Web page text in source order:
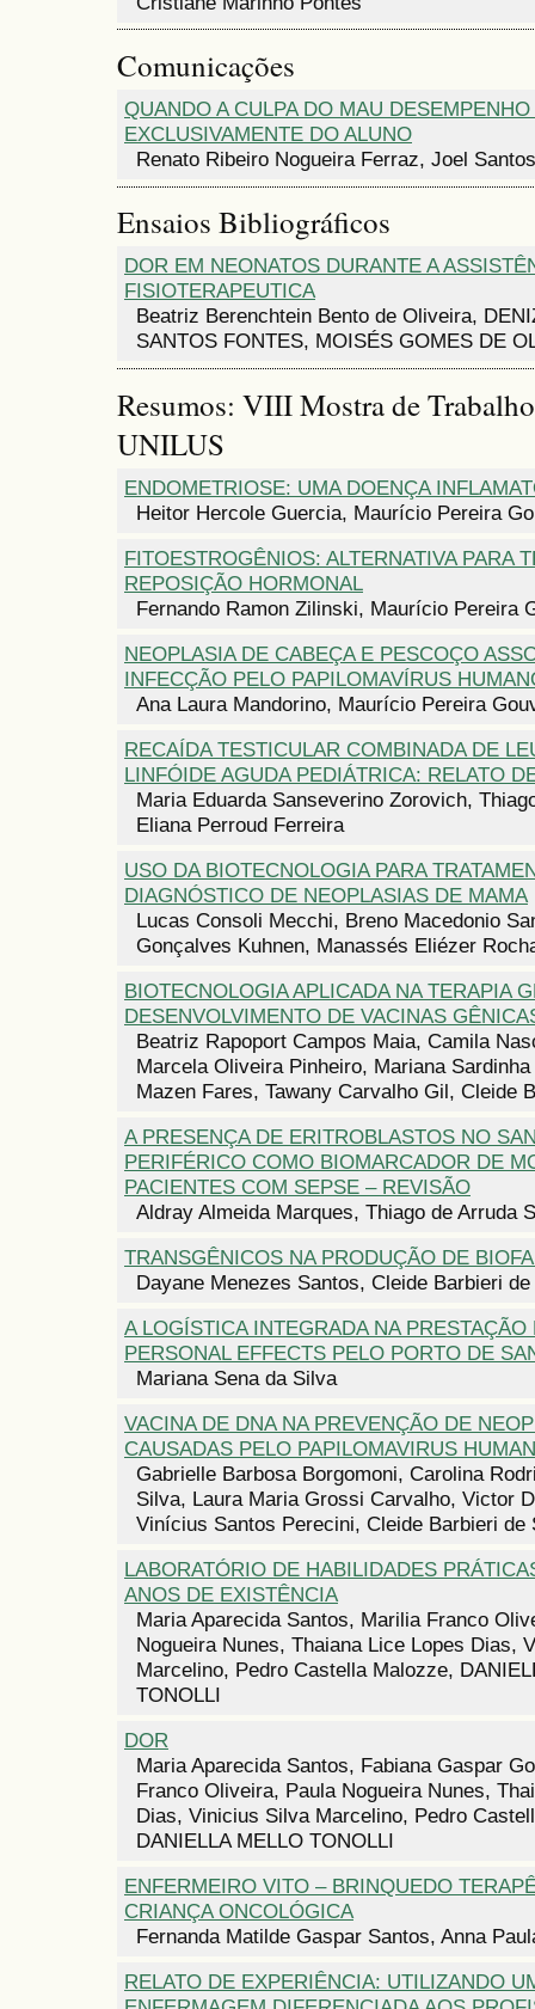
Comunicações
QUANDO A CULPA DO MAU
EXCLUSIVAMENTE DO ALUNO
Renato Ribeiro Nogueira Ferraz, Joel
Ensaios Bibliográficos
DOR EM NEONATOS DURANTE A
FISIOTERAPEUTICA
Beatriz Berenchtein Bento de Oliveira,
SANTOS FONTES, MOISÉS GOMES DE
Resumos: VIII Mostra de
UNILUS
ENDOMETRIOSE: UMA DOENÇA
Heitor Hercole Guercia, Maurício Pereira
FITOESTROGÊNIOS: ALTERNATIVA PARA
REPOSIÇÃO HORMONAL
Fernando Ramon Zilinski, Maurício Pereira
NEOPLASIA DE CABEÇA E PESCOÇO
INFECÇÃO PELO PAPILOMAVÍRUS
Ana Laura Mandorino, Maurício Pereira
RECAÍDA TESTICULAR COMBINADA DE
LINFÓIDE AGUDA PEDIÁTRICA: RELATO
Maria Eduarda Sanseverino Zorovich,
Eliana Perroud Ferreira
USO DA BIOTECNOLOGIA PARA
DIAGNÓSTICO DE NEOPLASIAS DE MAMA
Lucas Consoli Mecchi, Breno Macedonio
Gonçalves Kuhnen, Manassés Eliézer
BIOTECNOLOGIA APLICADA NA TERAPIA
DESENVOLVIMENTO DE VACINAS
Beatriz Rapoport Campos Maia, Camila
Marcela Oliveira Pinheiro, Mariana
Mazen Fares, Tawany Carvalho Gil, Cleide
A PRESENÇA DE ERITROBLASTOS NO
PERIFÉRICO COMO BIOMARCADOR DE
PACIENTES COM SEPSE – REVISÃO
Aldray Almeida Marques, Thiago de Arruda
TRANSGÊNICOS NA PRODUÇÃO DE
Dayane Menezes Santos, Cleide Barbieri
A LOGÍSTICA INTEGRADA NA
PERSONAL EFFECTS PELO PORTO DE
Mariana Sena da Silva
VACINA DE DNA NA PREVENÇÃO DE
CAUSADAS PELO PAPILOMAVIRUS
Gabrielle Barbosa Borgomoni, Carolina
Silva, Laura Maria Grossi Carvalho, Victor
Vinícius Santos Perecini, Cleide Barbieri de
LABORATÓRIO DE HABILIDADES
ANOS DE EXISTÊNCIA
Maria Aparecida Santos, Marilia Franco
Nogueira Nunes, Thaiana Lice Lopes Dias,
Marcelino, Pedro Castella Malozze,
TONOLLI
DOR
Maria Aparecida Santos, Fabiana Gaspar
Franco Oliveira, Paula Nogueira Nunes,
Dias, Vinicius Silva Marcelino, Pedro
DANIELLA MELLO TONOLLI
ENFERMEIRO VITO – BRINQUEDO
CRIANÇA ONCOLÓGICA
Fernanda Matilde Gaspar Santos, Anna
RELATO DE EXPERIÊNCIA: UTILIZANDO